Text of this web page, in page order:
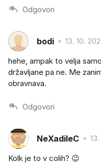
Odgovori
bodi 13. 10.
hehe, ampak to velja
državljane pa ne. Me
obravnava.
Odgovori
NeXadileC
Kolk je to v colih? 😉